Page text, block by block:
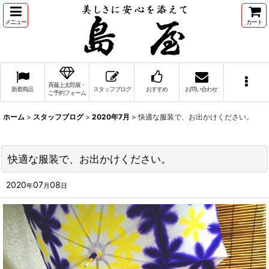
メニュー カート
新着商品
斉藤上太郎展・
ご予約フォーム
スタッフブログ おすすめ お問い合わせ
ホーム > スタッフブログ > 2020年7月 > 快適な服装で、お出かけください。
快適な服装で、お出かけください。
2020年07月08日